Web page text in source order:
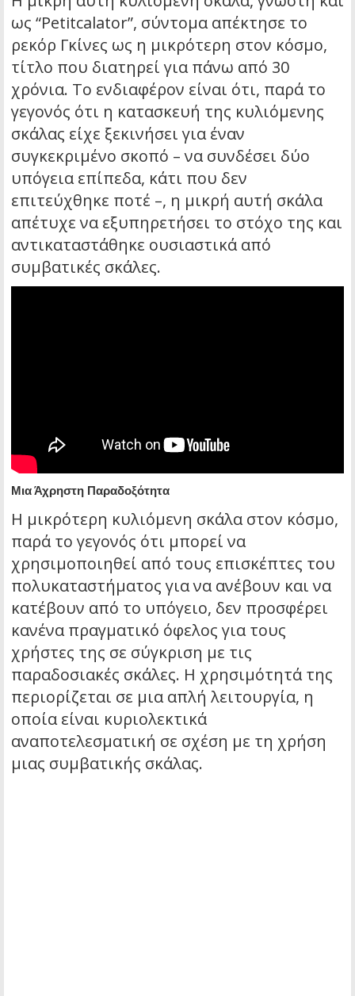
ως “Petitcalator”, σύντομα απέκτησε το
ρεκόρ Γκίνες ως η μικρότερη στον κόσμο,
τίτλο που διατηρεί για πάνω από 30
χρόνια. Το ενδιαφέρον είναι ότι, παρά το
γεγονός ότι η κατασκευή της κυλιόμενης
σκάλας είχε ξεκινήσει για έναν
συγκεκριμένο σκοπό – να συνδέσει δύο
υπόγεια επίπεδα, κάτι που δεν
επιτεύχθηκε ποτέ –, η μικρή αυτή σκάλα
απέτυχε να εξυπηρετήσει το στόχο της και
αντικαταστάθηκε ουσιαστικά από
συμβατικές σκάλες.
Μια Άχρηστη Παραδοξότητα
Η μικρότερη κυλιόμενη σκάλα στον κόσμο,
παρά το γεγονός ότι μπορεί να
χρησιμοποιηθεί από τους επισκέπτες του
πολυκαταστήματος για να ανέβουν και να
κατέβουν από το υπόγειο, δεν προσφέρει
κανένα πραγματικό όφελος για τους
χρήστες της σε σύγκριση με τις
παραδοσιακές σκάλες. Η χρησιμότητά της
περιορίζεται σε μια απλή λειτουργία, η
οποία είναι κυριολεκτικά
αναποτελεσματική σε σχέση με τη χρήση
μιας συμβατικής σκάλας.